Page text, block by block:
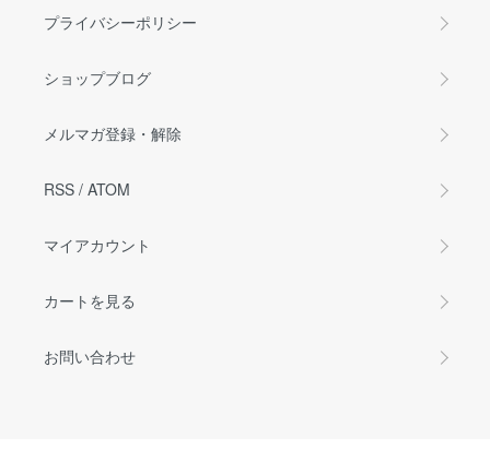
プライバシーポリシー
ショップブログ
メルマガ登録・解除
RSS / ATOM
マイアカウント
カートを見る
お問い合わせ